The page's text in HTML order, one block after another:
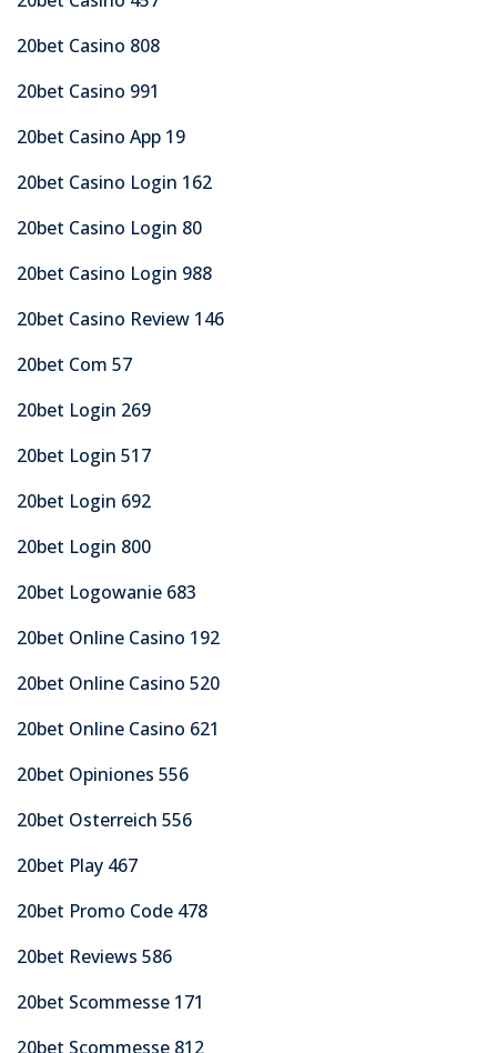
20bet Casino 808
20bet Casino 991
20bet Casino App 19
20bet Casino Login 162
20bet Casino Login 80
20bet Casino Login 988
20bet Casino Review 146
20bet Com 57
20bet Login 269
20bet Login 517
20bet Login 692
20bet Login 800
20bet Logowanie 683
20bet Online Casino 192
20bet Online Casino 520
20bet Online Casino 621
20bet Opiniones 556
20bet Osterreich 556
20bet Play 467
20bet Promo Code 478
20bet Reviews 586
20bet Scommesse 171
20bet Scommesse 812